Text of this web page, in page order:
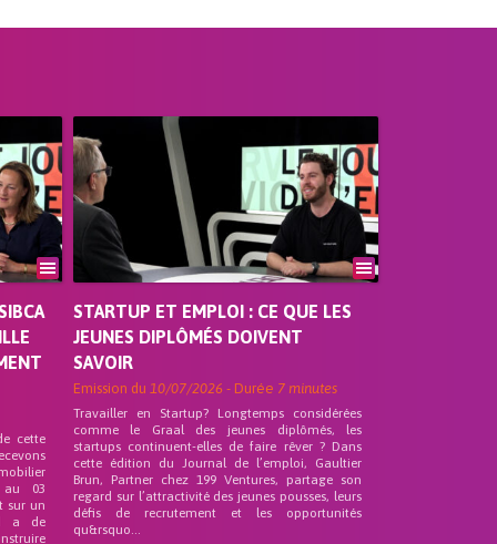
cette
03
sur un
a de
STARTUP ET EMPLOI : CE QUE LES
JEUNES DIPLÔMÉS DOIVENT
SAVOIR
Emission du 10/07/2026 - Durée 7 minutes
Travailler en Startup? Longtemps considérées
comme le Graal des jeunes diplômés, les
startups continuent-elles de faire rêver ? Dans
cette édition du Journal de l’emploi, Gaultier
Brun, Partner chez 199 Ventures, partage son
regard sur l’attractivité des jeunes pousses, leurs
défis de recrutement et les opportunités
qu&rsquo...